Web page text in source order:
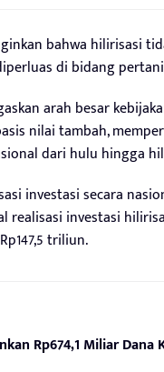
bahwa hilirisasi
di bidang
arah besar
nilai tambah,
dari hulu hingga
investasi secara
realisasi investasi
triliun.
Rp674,1 Miliar Dana